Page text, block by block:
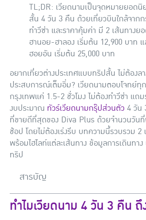
TL;DR: เวียดนามเป็นจุดหมายยอด
สั้น 4 วัน 3 คืน ด้วยเที่ยวบินใกล้จากก
ทำวีซ่า และราคาคุ้มค่า มี 2 เส้นทางย
ฮานอย-ฮาลอง เริ่มต้น 12,900 บาท แ
ฮอยอัน เริ่มต้น 25,000 บาท
อยากเที่ยวต่างประเทศแบบทริปสั้น ไม่ต้องล
ประสบการณ์เต็มอิ่ม? เวียดนามตอบโจทย์ทุ
กรุงเทพแค่ 1.5-2 ชั่วโมง ไม่ต้องทำวีซ่า แถ
งบประมาณ ทัวร์เวียดนามกรุ๊ปส่วนตัว 4 วัน
ที่ขายดีที่สุดของ Diva Plus ด้วยจำนวนวัน
ช้อป โดยไม่ต้องเร่งรีบ บทความนี้รวบรวม
พร้อมไฮไลท์แต่ละเส้นทาง ข้อมูลการเดินทา
ทริป
สารบัญ
ทำไมเวียดนาม 4 วัน 3 คืน